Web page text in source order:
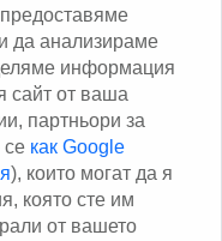
да анализираме
информация
сайт от ваша
партньори за
се как Google
), които могат да я
която сте им
от вашето